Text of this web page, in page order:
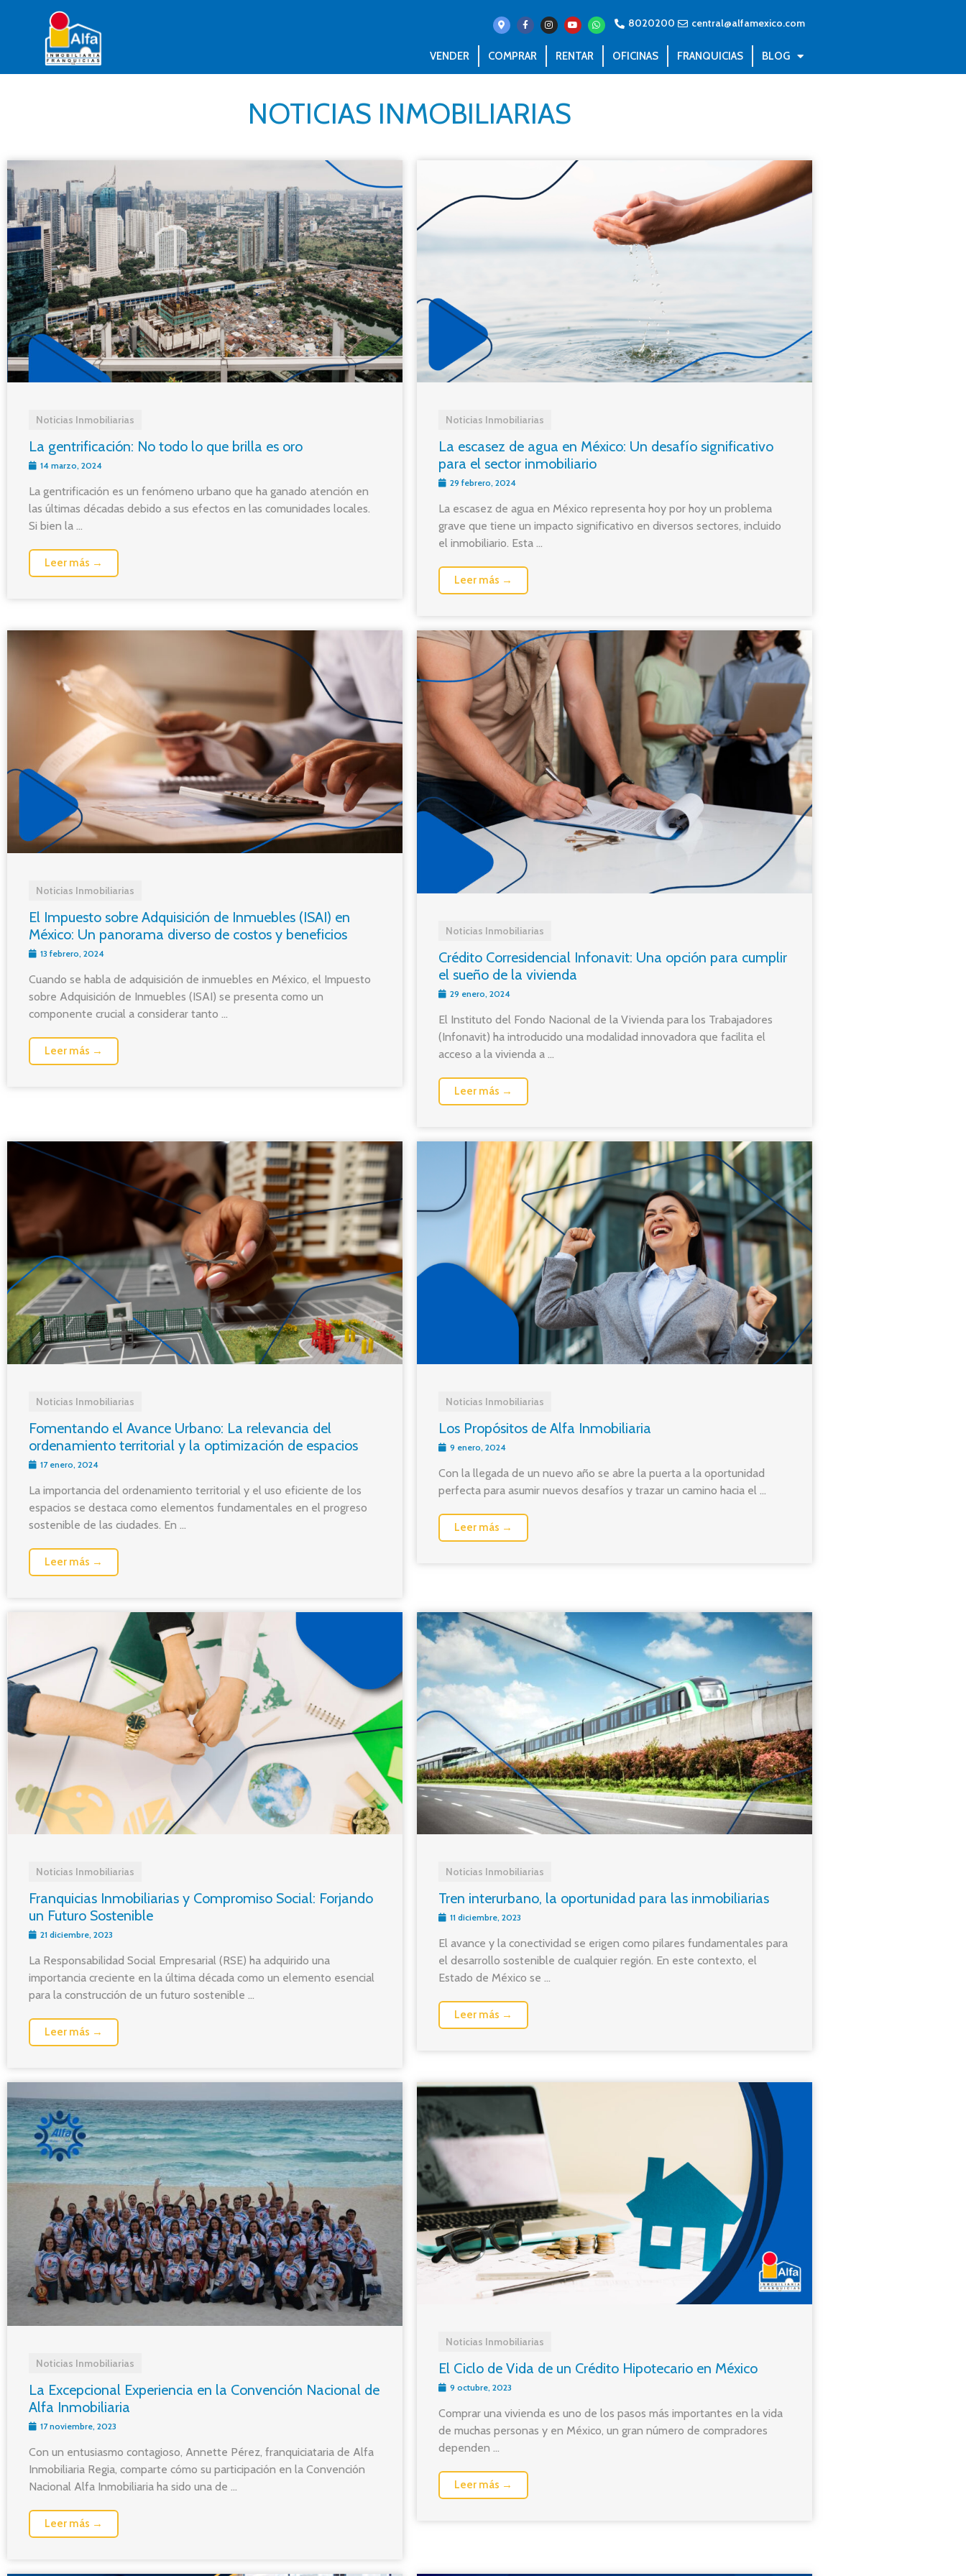
8020200 central@alfamexico.com
VENDER COMPRAR RENTAR OFICINAS FRANQUICIAS BLOG
NOTICIAS INMOBILIARIAS
Noticias Inmobiliarias
La gentrificación: No todo lo que brilla es oro
14 marzo, 2024
La gentrificación es un fenómeno urbano que ha ganado atención en
las últimas décadas debido a sus efectos en las comunidades locales.
Si bien la ...
Leer más →
Noticias Inmobiliarias
La escasez de agua en México: Un desafío significativo
para el sector inmobiliario
29 febrero, 2024
La escasez de agua en México representa hoy por hoy un problema
grave que tiene un impacto significativo en diversos sectores, incluido
el inmobiliario. Esta ...
Leer más →
Noticias Inmobiliarias
El Impuesto sobre Adquisición de Inmuebles (ISAI) en
México: Un panorama diverso de costos y beneficios
13 febrero, 2024
Cuando se habla de adquisición de inmuebles en México, el Impuesto
sobre Adquisición de Inmuebles (ISAI) se presenta como un
componente crucial a considerar tanto ...
Leer más →
Noticias Inmobiliarias
Crédito Corresidencial Infonavit: Una opción para cumplir
el sueño de la vivienda
29 enero, 2024
El Instituto del Fondo Nacional de la Vivienda para los Trabajadores
(Infonavit) ha introducido una modalidad innovadora que facilita el
acceso a la vivienda a ...
Leer más →
Noticias Inmobiliarias
Fomentando el Avance Urbano: La relevancia del
ordenamiento territorial y la optimización de espacios
17 enero, 2024
La importancia del ordenamiento territorial y el uso eficiente de los
espacios se destaca como elementos fundamentales en el progreso
sostenible de las ciudades. En ...
Leer más →
Noticias Inmobiliarias
Los Propósitos de Alfa Inmobiliaria
9 enero, 2024
Con la llegada de un nuevo año se abre la puerta a la oportunidad
perfecta para asumir nuevos desafíos y trazar un camino hacia el ...
Leer más →
Noticias Inmobiliarias
Franquicias Inmobiliarias y Compromiso Social: Forjando
un Futuro Sostenible
21 diciembre, 2023
La Responsabilidad Social Empresarial (RSE) ha adquirido una
importancia creciente en la última década como un elemento esencial
para la construcción de un futuro sostenible ...
Leer más →
Noticias Inmobiliarias
Tren interurbano, la oportunidad para las inmobiliarias
11 diciembre, 2023
El avance y la conectividad se erigen como pilares fundamentales para
el desarrollo sostenible de cualquier región. En este contexto, el
Estado de México se ...
Leer más →
Noticias Inmobiliarias
La Excepcional Experiencia en la Convención Nacional de
Alfa Inmobiliaria
17 noviembre, 2023
Con un entusiasmo contagioso, Annette Pérez, franquiciataria de Alfa
Inmobiliaria Regia, comparte cómo su participación en la Convención
Nacional Alfa Inmobiliaria ha sido una de ...
Leer más →
Noticias Inmobiliarias
El Ciclo de Vida de un Crédito Hipotecario en México
9 octubre, 2023
Comprar una vivienda es uno de los pasos más importantes en la vida
de muchas personas y en México, un gran número de compradores
dependen ...
Leer más →